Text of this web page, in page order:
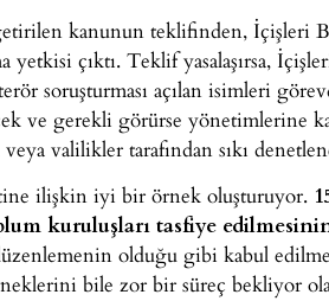
kanunun teklifinden, İçişleri
çıktı. Teklif yasalaşırsa,
soruşturması açılan isimleri
ve gerekli görürse yönetimlerine
valilikler tarafından sıkı
ilişkin iyi bir örnek oluşturuyor.
kuruluşları tasfiye
olduğu gibi kabul
bile zor bir süreç bekliyor